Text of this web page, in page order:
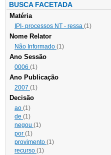
BUSCA FACETADA
Matéria
IPI- processos NT - ressa (1)
Nome Relator
Não Informado (1)
Ano Sessão
0006 (1)
Ano Publicação
2007 (1)
Decisão
ao (1)
de (1)
negou (1)
por (1)
provimento (1)
recurso (1)